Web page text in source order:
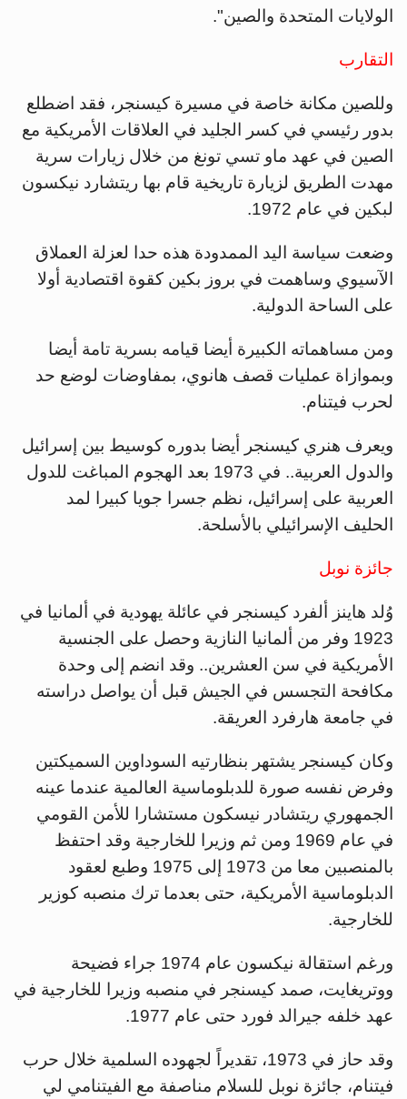
الولايات المتحدة والصين".
التقارب
وللصين مكانة خاصة في مسيرة كيسنجر، فقد اضطلع
بدور رئيسي في كسر الجليد في العلاقات الأمريكية مع
الصين في عهد ماو تسي تونغ من خلال زيارات سرية
مهدت الطريق لزيارة تاريخية قام بها ريتشارد نيكسون
لبكين في عام 1972.
وضعت سياسة اليد الممدودة هذه حدا لعزلة العملاق
الآسيوي وساهمت في بروز بكين كقوة اقتصادية أولا
على الساحة الدولية.
ومن مساهماته الكبيرة أيضا قيامه بسرية تامة أيضا
وبموازاة عمليات قصف هانوي، بمفاوضات لوضع حد
لحرب فيتنام.
ويعرف هنري كيسنجر أيضا بدوره كوسيط بين إسرائيل
والدول العربية.. في 1973 بعد الهجوم المباغت للدول
العربية على إسرائيل، نظم جسرا جويا كبيرا لمد
الحليف الإسرائيلي بالأسلحة.
جائزة نوبل
وُلد هاينز ألفرد كيسنجر في عائلة يهودية في ألمانيا في
1923 وفر من ألمانيا النازية وحصل على الجنسية
الأمريكية في سن العشرين.. وقد انضم إلى وحدة
مكافحة التجسس في الجيش قبل أن يواصل دراسته
في جامعة هارفرد العريقة.
وكان كيسنجر يشتهر بنظارتيه السوداوين السميكتين
وفرض نفسه صورة للدبلوماسية العالمية عندما عينه
الجمهوري ريتشادر نيسكون مستشارا للأمن القومي
في عام 1969 ومن ثم وزيرا للخارجية وقد احتفظ
بالمنصبين معا من 1973 إلى 1975 وطبع لعقود
الدبلوماسية الأمريكية، حتى بعدما ترك منصبه كوزير
للخارجية.
ورغم استقالة نيكسون عام 1974 جراء فضيحة
ووتريغايت، صمد كيسنجر في منصبه وزيرا للخارجية في
عهد خلفه جيرالد فورد حتى عام 1977.
وقد حاز في 1973، تقديراً لجهوده السلمية خلال حرب
فيتنام، جائزة نوبل للسلام مناصفة مع الفيتنامي لي